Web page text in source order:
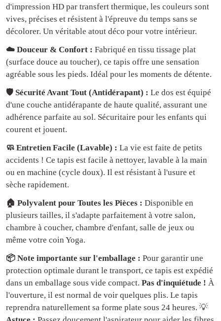
d'impression HD par transfert thermique, les couleurs sont
vives, précises et résistent à l'épreuve du temps sans se
décolorer. Un véritable atout déco pour votre intérieur.
☁️ Douceur & Confort : Fabriqué en tissu tissage plat
(surface douce au toucher), ce tapis offre une sensation
agréable sous les pieds. Idéal pour les moments de détente.
🛡️ Sécurité Avant Tout (Antidérapant) : Le dos est équipé
d'une couche antidérapante de haute qualité, assurant une
adhérence parfaite au sol. Sécuritaire pour les enfants qui
courent et jouent.
🧼 Entretien Facile (Lavable) : La vie est faite de petits
accidents ! Ce tapis est facile à nettoyer, lavable à la main
ou en machine (cycle doux). Il est résistant à l'usure et
sèche rapidement.
🏠 Polyvalent pour Toutes les Pièces : Disponible en
plusieurs tailles, il s'adapte parfaitement à votre salon,
chambre à coucher, chambre d'enfant, salle de jeux ou
même votre coin Yoga.
📦 Note importante sur l'emballage : Pour garantir une
protection optimale durant le transport, ce tapis est expédié
dans un emballage sous vide compact. Pas d'inquiétude ! À
l'ouverture, il est normal de voir quelques plis. Le tapis
reprendra naturellement sa forme plate sous 24 heures. 💡